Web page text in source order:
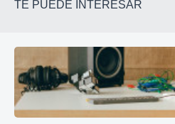
TE PUEDE INTERESAR